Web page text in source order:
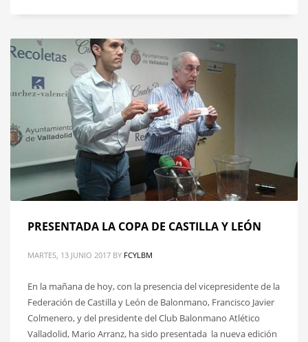
PRESENTADA LA COPA DE CASTILLA Y LEÓN
MARTES, 13 JUNIO 2017 BY FCYLBM
En la mañana de hoy, con la presencia del vicepresidente de la
Federación de Castilla y León de Balonmano, Francisco Javier
Colmenero, y del presidente del Club Balonmano Atlético
Valladolid, Mario Arranz, ha sido presentada la nueva edición